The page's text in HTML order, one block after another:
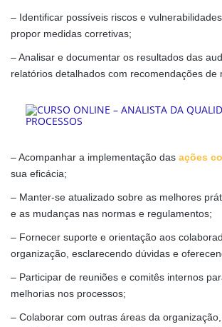
– Identificar possíveis riscos e
propor medidas corretivas;
– Analisar e documentar os resultados das
relatórios detalhados com recomendações de
– Acompanhar a implementação das ações
sua eficácia;
– Manter-se atualizado sobre as melhores
e as mudanças nas normas e regulamentos;
– Fornecer suporte e orientação aos
organização, esclarecendo dúvidas e
– Participar de reuniões e comitês internos
melhorias nos processos;
– Colaborar com outras áreas da